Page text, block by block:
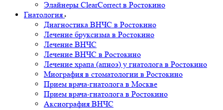
Элайнеры ClearCorrect в Ростокино
Гнатология
Диагностика ВНЧС в Ростокино
Лечение бруксизма в Ростокино
Лечение ВНЧС
Лечение ВНЧС в Ростокино
Лечение храпа (апноэ) у гнатолога в Ростокино
Миография в стоматологии в Ростокино
Прием врача-гнатолога в Москве
Прием врача-гнатолога в Ростокино
Аксиография ВНЧС